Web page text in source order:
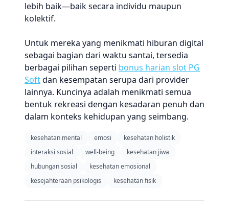
lebih baik—baik secara individu maupun
kolektif.
Untuk mereka yang menikmati hiburan digital
sebagai bagian dari waktu santai, tersedia
berbagai pilihan seperti bonus harian slot PG
Softdan kesempatan serupa dari provider
lainnya. Kuncinya adalah menikmati semua
bentuk rekreasi dengan kesadaran penuh dan
dalam konteks kehidupan yang seimbang.
kesehatan mental emosi
kesehatan holistik
interaksi sosial
well-being
kesehatan jiwa
hubungan sosial
kesehatan emosional
kesejahteraan psikologis
kesehatan fisik